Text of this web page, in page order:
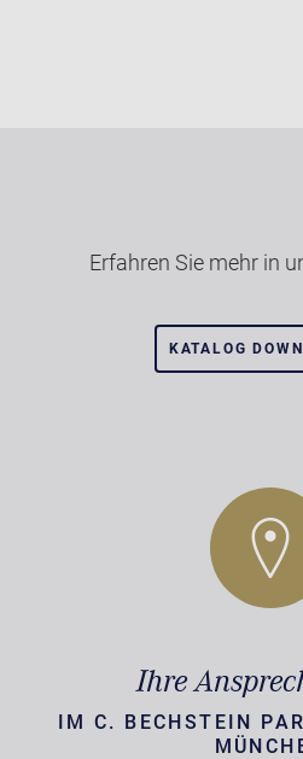
Erfahren Sie mehr in
KATALOG
Ihre
IM C. BECHSTEIN